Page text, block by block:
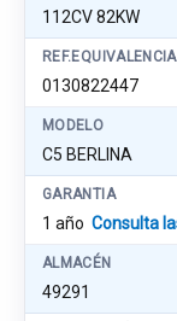
112CV 82KW
REF.EQUIVALENCIA
0130822447
MODELO
C5 BERLINA
GARANTIA
1 año Consulta
ALMACÉN
49291